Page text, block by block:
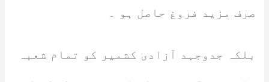
صرف مزید فروغ حاصل ہو ۔
بلکہ جدوجہد آزادی کشمیر کو تمام شعبہ